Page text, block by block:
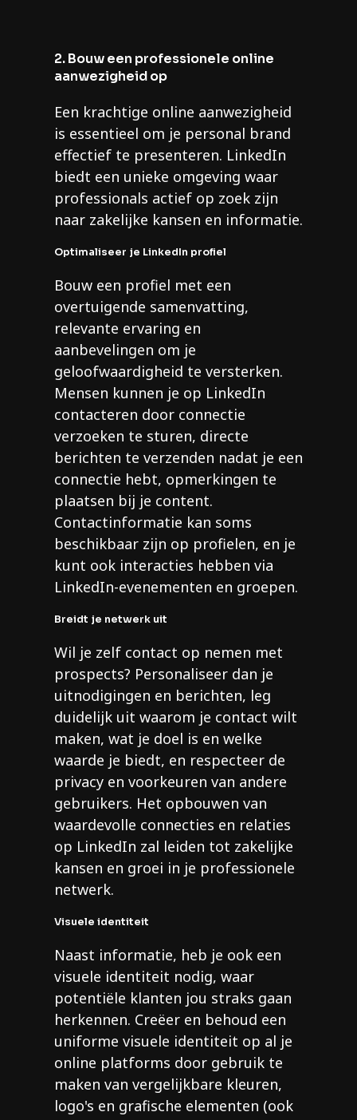
2. Bouw een professionele online
aanwezigheid op
Een krachtige online aanwezigheid
is essentieel om je personal brand
effectief te presenteren. LinkedIn
biedt een unieke omgeving waar
professionals actief op zoek zijn
naar zakelijke kansen en informatie.
Optimaliseer je LinkedIn profiel
Bouw een profiel met een
overtuigende samenvatting,
relevante ervaring en
aanbevelingen om je
geloofwaardigheid te versterken.
Mensen kunnen je op LinkedIn
contacteren door connectie
verzoeken te sturen, directe
berichten te verzenden nadat je een
connectie hebt, opmerkingen te
plaatsen bij je content.
Contactinformatie kan soms
beschikbaar zijn op profielen, en je
kunt ook interacties hebben via
LinkedIn-evenementen en groepen.
Breidt je netwerk uit
Wil je zelf contact op nemen met
prospects? Personaliseer dan je
uitnodigingen en berichten, leg
duidelijk uit waarom je contact wilt
maken, wat je doel is en welke
waarde je biedt, en respecteer de
privacy en voorkeuren van andere
gebruikers. Het opbouwen van
waardevolle connecties en relaties
op LinkedIn zal leiden tot zakelijke
kansen en groei in je professionele
netwerk.
Visuele identiteit
Naast informatie, heb je ook een
visuele identiteit nodig, waar
potentiële klanten jou straks gaan
herkennen. Creëer en behoud een
uniforme visuele identiteit op al je
online platforms door gebruik te
maken van vergelijkbare kleuren,
logo's en grafische elementen (ook